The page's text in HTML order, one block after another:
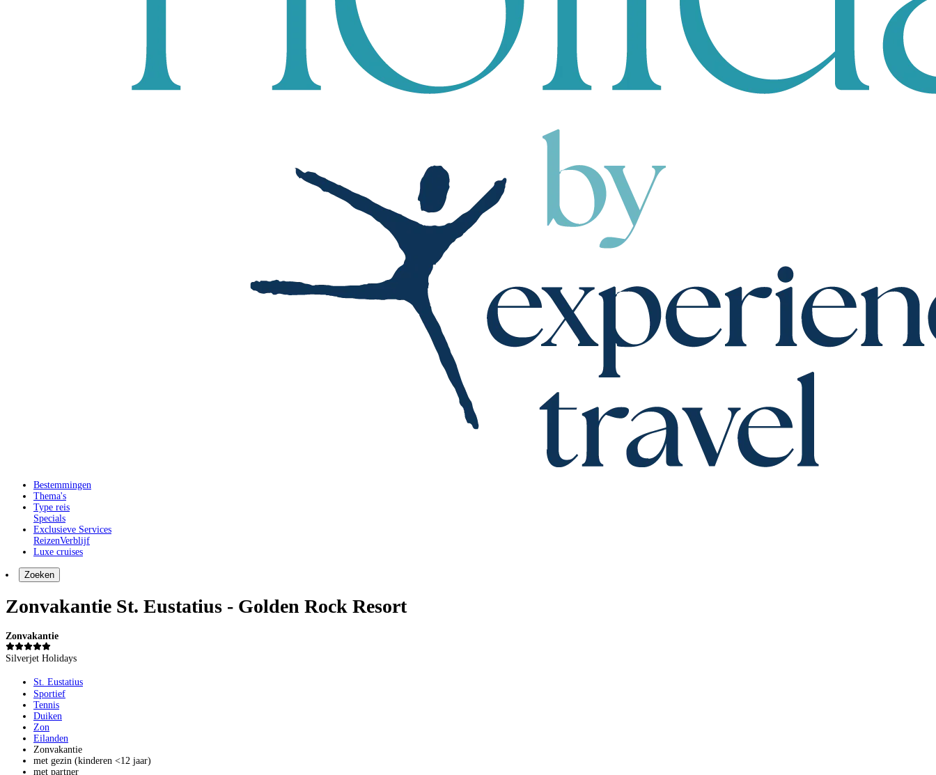
Bestemmingen
Thema's
Type reis
Specials
Exclusieve Services
ReizenVerblijf
Luxe cruises
Zoeken
Zonvakantie St. Eustatius - Golden Rock Resort
Zonvakantie
Silverjet Holidays
St. Eustatius
Sportief
Tennis
Duiken
Zon
Eilanden
Zonvakantie
met gezin (kinderen <12 jaar)
met partner